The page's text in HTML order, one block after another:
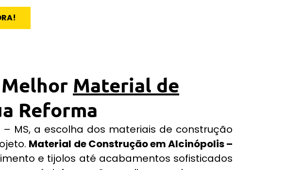
Material de
Reforma
MS, a escolha dos materiais de construção
Material de Construção em Alcinópolis –
e tijolos até acabamentos sofisticados